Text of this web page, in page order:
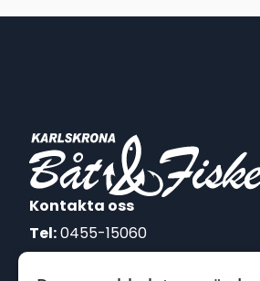
Kontakta oss
Tel:0455-15060